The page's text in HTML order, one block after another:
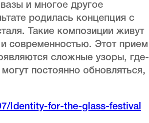
и многое другое
родилась концепция с
Такие композиции живут
современностью. Этот прием
сложные узоры, где-
постоянно обновляться,
Identity-for-the-glass-festival